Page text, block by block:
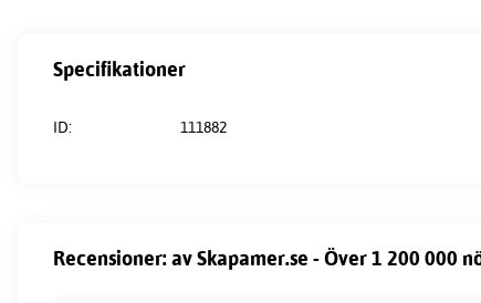
Specifikationer
ID: 111882
Recensioner: av Skapamer.se - Över 1 200 000